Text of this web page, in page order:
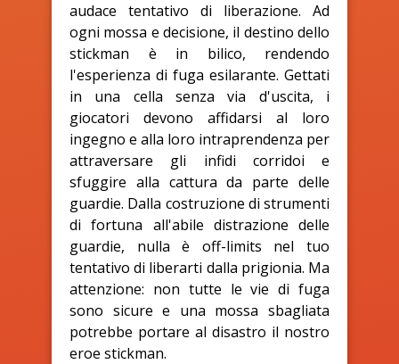
audace tentativo di liberazione. Ad
ogni mossa e decisione, il destino dello
stickman è in bilico, rendendo
l'esperienza di fuga esilarante. Gettati
in una cella senza via d'uscita, i
giocatori devono affidarsi al loro
ingegno e alla loro intraprendenza per
attraversare gli infidi corridoi e
sfuggire alla cattura da parte delle
guardie. Dalla costruzione di strumenti
di fortuna all'abile distrazione delle
guardie, nulla è off-limits nel tuo
tentativo di liberarti dalla prigionia. Ma
attenzione: non tutte le vie di fuga
sono sicure e una mossa sbagliata
potrebbe portare al disastro il nostro
eroe stickman.